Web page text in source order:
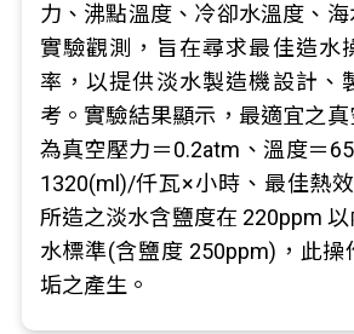
力、沸點溫度、冷卻水溫度、
實驗觀測，旨在尋求最佳造水
率，以提供淡水製造機設計、
考。實驗結果顯示，最適宜之
為真空壓力＝0.2atm、溫度＝
1320(ml)/仟瓦×小時、最佳熱
所造之淡水含鹽度在 220ppm
水標準(含鹽度 250ppm)，此操
垢之產生。